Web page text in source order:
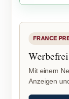
FRANCE
Mit einem
Anzeigen